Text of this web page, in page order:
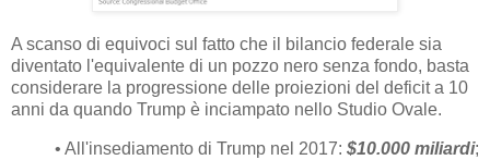
A scanso di equivoci sul fatto che il bilancio federale sia
diventato l'equivalente di un pozzo nero senza fondo, basta
considerare la progressione delle proiezioni del deficit a 10
anni da quando Trump è inciampato nello Studio Ovale.
• All'insediamento di Trump nel 2017: $10.000 miliardi;